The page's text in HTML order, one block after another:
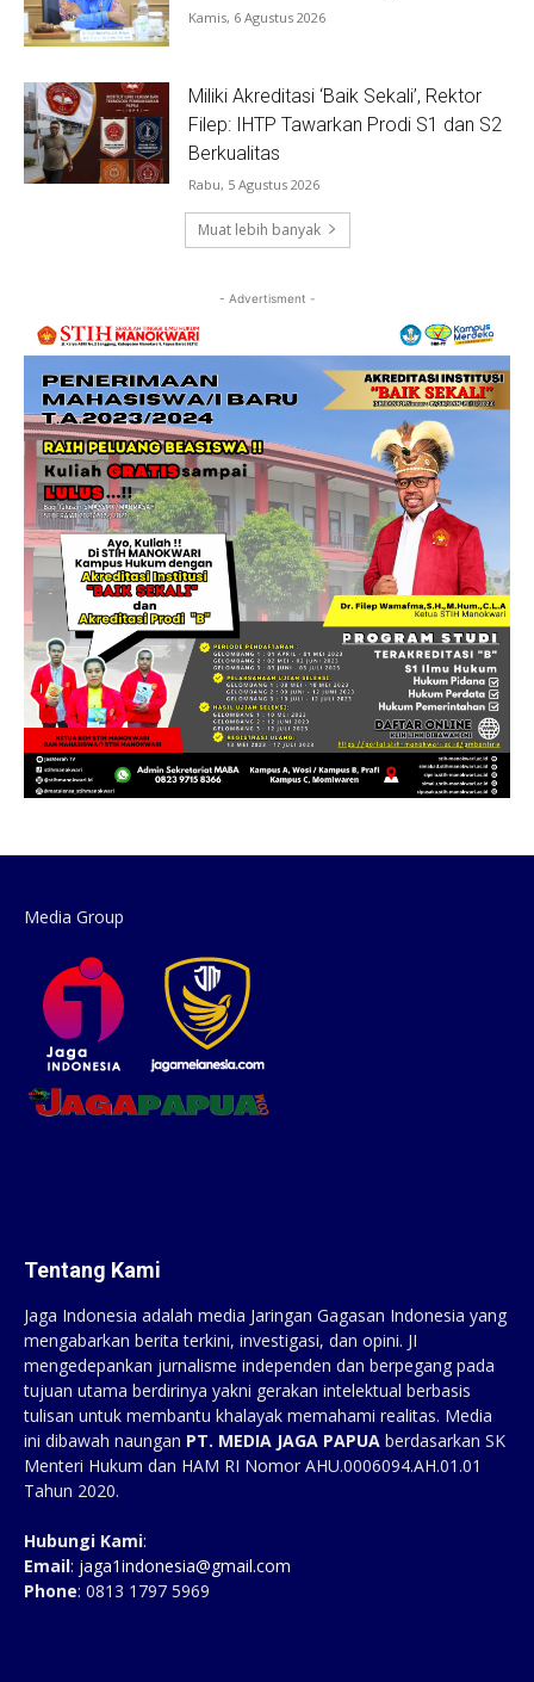
Kamis, 6 Agustus 2026
Miliki Akreditasi ‘Baik Sekali’, Rektor
Filep: IHTP Tawarkan Prodi S1 dan S2
Berkualitas
Rabu, 5 Agustus 2026
Muat lebih banyak
- Advertisment -
Media Group
Tentang Kami
Jaga Indonesia adalah media Jaringan Gagasan Indonesia yang
mengabarkan berita terkini, investigasi, dan opini. JI
mengedepankan jurnalisme independen dan berpegang pada
tujuan utama berdirinya yakni gerakan intelektual berbasis
tulisan untuk membantu khalayak memahami realitas. Media
ini dibawah naungan PT. MEDIA JAGA PAPUA berdasarkan SK
Menteri Hukum dan HAM RI Nomor AHU.0006094.AH.01.01
Tahun 2020.
Hubungi Kami:
Email: jaga1indonesia@gmail.com
Phone: 0813 1797 5969